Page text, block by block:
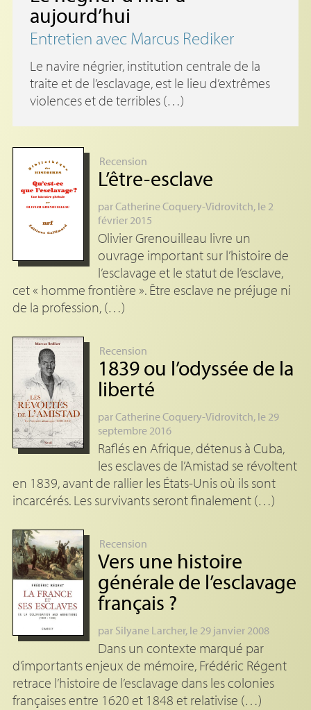
aujourd’hui
Entretien avec Marcus Rediker
Le navire négrier, institution centrale de la
traite et de l’esclavage, est le lieu d’extrêmes
violences et de terribles (…)
Recension
L’être-esclave
parCatherine Coquery-Vidrovitch, le 2
février 2015
Olivier Grenouilleau livre un
ouvrage important sur l’histoire de
l’esclavage et le statut de l’esclave,
cet « homme frontière ». Être esclave ne préjuge ni
de la profession, (…)
Recension
1839 ou l’odyssée de la
liberté
parCatherine Coquery-Vidrovitch, le 29
septembre 2016
Raflés en Afrique, détenus à Cuba,
les esclaves de l’Amistad se révoltent
en 1839, avant de rallier les États-Unis où ils sont
incarcérés. Les survivants seront finalement (…)
Recension
Vers une histoire
générale de l’esclavage
français ?
par Silyane Larcher, le 29 janvier 2008
Dans un contexte marqué par
d’importants enjeux de mémoire, Frédéric Régent
retrace l’histoire de l’esclavage dans les colonies
françaises entre 1620 et 1848 et relativise (…)